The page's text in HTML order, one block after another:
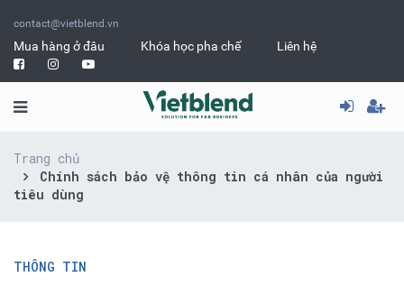
contact@vietblend.vn
Mua hàng ở đâu Khóa học pha chế Liên hệ
Trang chủ
Chính sách bảo vệ thông tin cá nhân của người
tiêu dùng
THÔNG TIN